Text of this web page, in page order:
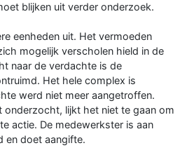
blijken uit verder onderzoek.
eenheden uit. Het vermoeden
mogelijk verscholen hield in de
naar de verdachte is de
Het hele complex is
werd niet meer aangetroffen.
lijkt het niet te gaan om
actie. De medewerkster is aan
en doet aangifte.